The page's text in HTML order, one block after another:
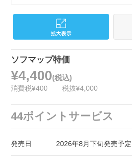
ソフマップ特価
¥4,400(税込)
消費税¥400 税抜¥4,000
44ポイントサービス
発売日 2026年8月下旬発売予定